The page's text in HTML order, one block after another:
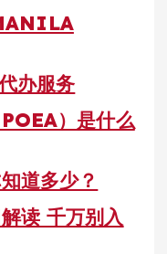
办服务
）是什么
道多少？
读 千万别入